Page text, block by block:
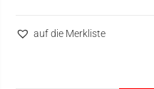
auf die Merkliste